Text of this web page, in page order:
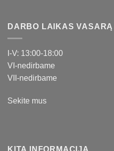
DARBO LAIKAS VASARĄ
I-V: 13:00-18:00
VI-nedirbame
VII-nedirbame
Sekite mus
KITA INFORMACIJA